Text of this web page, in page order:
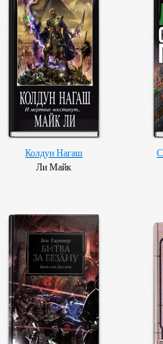
Колдун Нагаш
Ли Майк